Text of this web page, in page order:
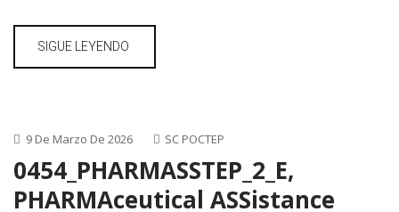
SIGUE LEYENDO
9 De Marzo De 2026 SC POCTEP
0454_PHARMASSTEP_2_E,
PHARMAceutical ASSistance